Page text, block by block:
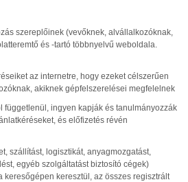
szereplőinek (vevőknek, alvállalkozóknak,
és -tartó többnyelvű weboldala.
az internetre, hogy ezeket célszerűen
akiknek gépfelszerelései megfelelnek
függetlenül, ingyen kapják és tanulmányozzák
és előfizetés révén
szállítást, logisztikát, anyagmozgatást,
egyéb szolgáltatást biztosító cégek)
keresőgépen keresztül, az összes regisztrált